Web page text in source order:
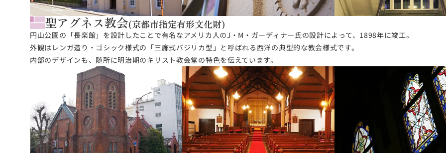
聖アグネス教会(京都市指定有形文化財)
円山公園の「長楽館」を設計したことで有名なアメリカ人のJ・M・ガーディナー氏の設計によって、1898年に竣工。
外観はレンガ造り・ゴシック様式の「三廊式バジリカ型」と呼ばれる西洋の典型的な教会様式です。
内部のデザインも、随所に明治期のキリスト教会堂の特色を伝えています。